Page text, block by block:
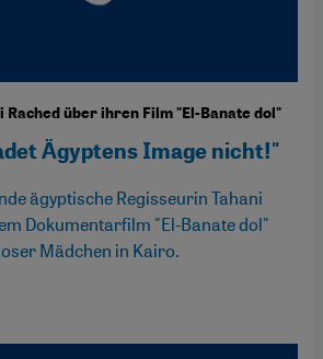
über ihren Film "El-Banate dol"
Ägyptens Image nicht!"
ägyptische Regisseurin Tahani
Dokumentarfilm "El-Banate dol"
Mädchen in Kairo.